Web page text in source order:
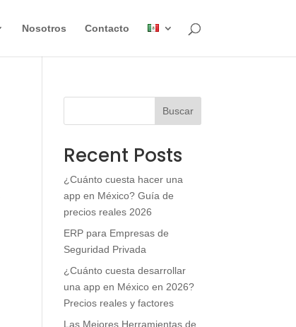
Nosotros Contacto
Buscar
Recent Posts
¿Cuánto cuesta hacer una
app en México? Guía de
precios reales 2026
ERP para Empresas de
Seguridad Privada
¿Cuánto cuesta desarrollar
una app en México en 2026?
Precios reales y factores
Las Mejores Herramientas de